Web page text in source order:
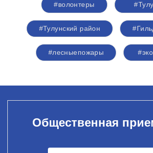
#волонтеры
#Тулунский район
#лесныепожары
Общественная